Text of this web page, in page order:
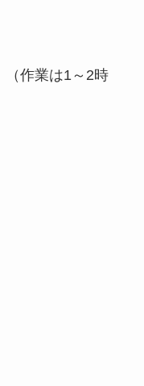
作業は1～2時